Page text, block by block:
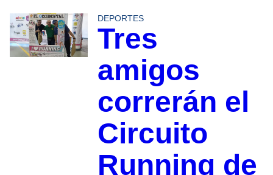
DEPORTES
Tres
amigos
correrán el
Circuito
Running de